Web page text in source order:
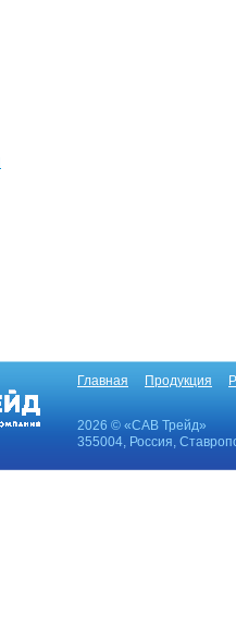
Главная Продукция
2026 © «САВ Трейд»
355004, Россия,